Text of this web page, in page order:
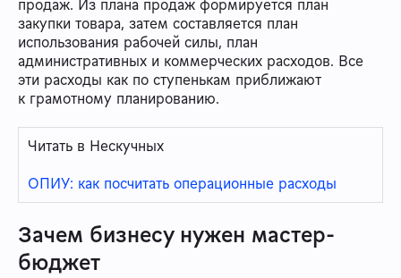
продаж. Из плана продаж формируется план
закупки товара, затем составляется план
использования рабочей силы, план
административных и коммерческих расходов. Все
эти расходы как по ступенькам приближают
к грамотному планированию.
Читать в Нескучных
ОПИУ: как посчитать операционные расходы
Зачем бизнесу нужен мастер-
бюджет